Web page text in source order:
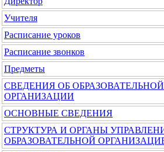
Учителя
Расписание уроков
Расписание звонков
Предметы
СВЕДЕНИЯ ОБ ОБРАЗОВАТЕЛЬНОЙ
ОРГАНИЗАЦИИ
ОСНОВНЫЕ СВЕДЕНИЯ
СТРУКТУРА И ОРГАНЫ
ОБРАЗОВАТЕЛЬНОЙ